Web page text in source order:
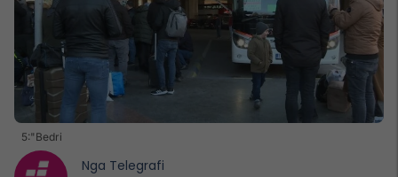
5:"Bedri
Nga Telegrafi